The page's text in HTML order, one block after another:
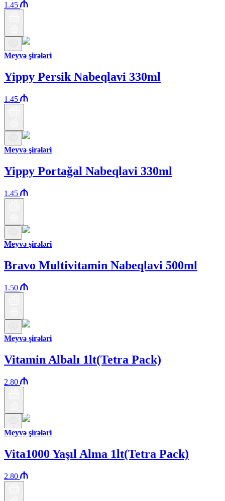
1.45
Meyvə şirələri
Yippy Persik Nabeqlavi 330ml
1.45
Meyvə şirələri
Yippy Portağal Nabeqlavi 330ml
1.45
Meyvə şirələri
Bravo Multivitamin Nabeqlavi 500ml
1.50
Meyvə şirələri
Vitamin Albalı 1lt(Tetra Pack)
2.80
Meyvə şirələri
Vita1000 Yaşıl Alma 1lt(Tetra Pack)
2.80